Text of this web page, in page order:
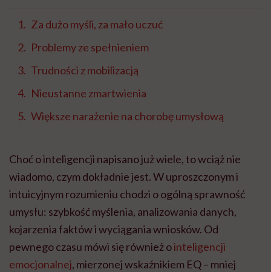
Za dużo myśli, za mało uczuć
Problemy ze spełnieniem
Trudności z mobilizacją
Nieustanne zmartwienia
Większe narażenie na chorobę umysłową
Choć o inteligencji napisano już wiele, to wciąż nie
wiadomo, czym dokładnie jest. W uproszczonym i
intuicyjnym rozumieniu chodzi o ogólną sprawność
umysłu: szybkość myślenia, analizowania danych,
kojarzenia faktów i wyciągania wniosków. Od
pewnego czasu mówi się również ointeligencji
emocjonalnej, mierzonej wskaźnikiem EQ – mniej